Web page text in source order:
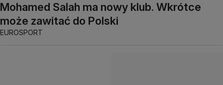
Mohamed Salah ma nowy klub. Wkrótce
może zawitać do Polski
EUROSPORT